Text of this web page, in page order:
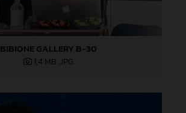
BIBIONE GALLERY B-30
1,4 MB .JPG